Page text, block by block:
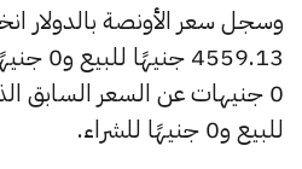
وسجل سعر الأونصة بالدولار
للبيع و0 جنيهًا للشراء.